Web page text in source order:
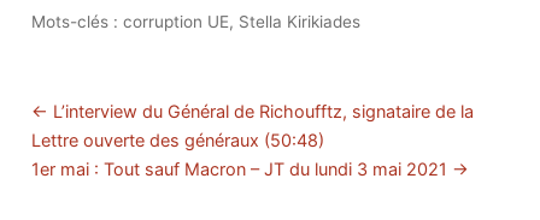
Mots-clés : corruption UE, Stella Kirikiades
← L’interview du Général de Richoufftz, signataire de la
Lettre ouverte des généraux (50:48)
1er mai : Tout sauf Macron – JT du lundi 3 mai 2021 →